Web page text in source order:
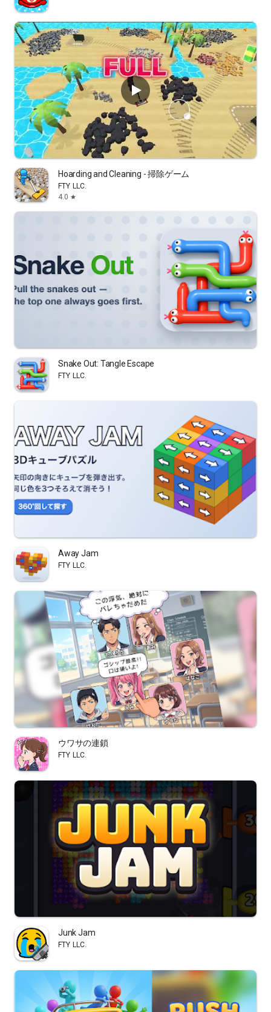
Hoarding and Cleaning - 掃除ゲーム
FTY LLC.
4.0 star
Snake Out: Tangle Escape
FTY LLC.
Away Jam
FTY LLC.
ウワサの連鎖
FTY LLC.
Junk Jam
FTY LLC.